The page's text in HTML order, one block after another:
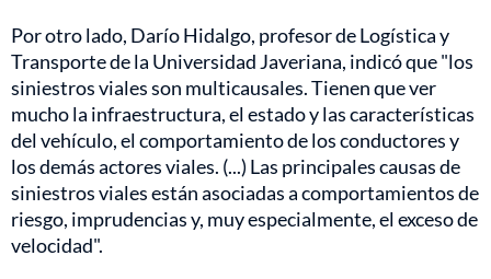
Por otro lado, Darío Hidalgo, profesor de Logística y
Transporte de la Universidad Javeriana, indicó que "los
siniestros viales son multicausales. Tienen que ver
mucho la infraestructura, el estado y las características
del vehículo, el comportamiento de los conductores y
los demás actores viales. (...) Las principales causas de
siniestros viales están asociadas a comportamientos de
riesgo, imprudencias y, muy especialmente, el exceso de
velocidad".